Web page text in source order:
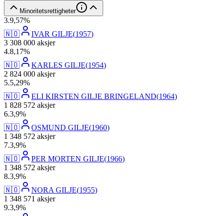
Minoritetsrettigheter
3.9,57%
🇳🇴
IVAR GILJE(1957)
3 308 000 aksjer
4.8,17%
🇳🇴
KARLES GILJE(1954)
2 824 000 aksjer
5.5,29%
🇳🇴
ELI KIRSTEN GILJE BRINGELAND(1964)
1 828 572 aksjer
6.3,9%
🇳🇴
OSMUND GILJE(1960)
1 348 572 aksjer
7.3,9%
🇳🇴
PER MORTEN GILJE(1966)
1 348 572 aksjer
8.3,9%
🇳🇴
NORA GILJE(1955)
1 348 571 aksjer
9.3,9%